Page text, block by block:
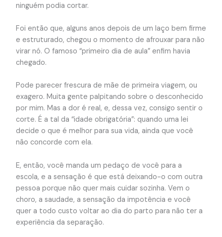
ninguém podia cortar.
Foi então que, alguns anos depois de um laço bem firme
e estruturado, chegou o momento de afrouxar para não
virar nó. O famoso “primeiro dia de aula” enfim havia
chegado.
Pode parecer frescura de mãe de primeira viagem, ou
exagero. Muita gente palpitando sobre o desconhecido
por mim. Mas a dor é real, e, dessa vez, consigo sentir o
corte. É a tal da “idade obrigatória”: quando uma lei
decide o que é melhor para sua vida, ainda que você
não concorde com ela.
E, então, você manda um pedaço de você para a
escola, e a sensação é que está deixando-o com outra
pessoa porque não quer mais cuidar sozinha. Vem o
choro, a saudade, a sensação da impotência e você
quer a todo custo voltar ao dia do parto para não ter a
experiência da separação.